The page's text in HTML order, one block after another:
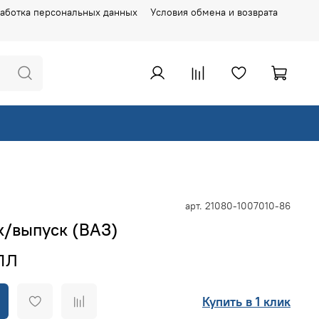
персональных данных Условия обмена и возврата
арт. 21080-1007010-86
выпуск (ВАЗ)
Купить в 1 клик